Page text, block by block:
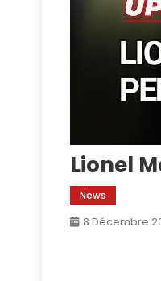
Lionel
News
8 Décembre